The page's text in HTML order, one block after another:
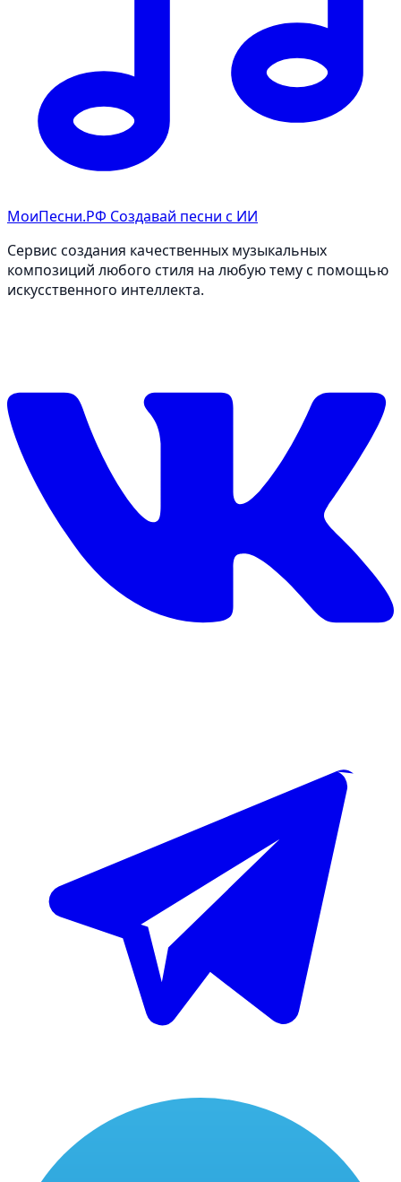
МоиПесни.РФ Создавай песни с ИИ
Сервис создания качественных музыкальных
композиций любого стиля на любую тему с помощью
искусственного интеллекта.